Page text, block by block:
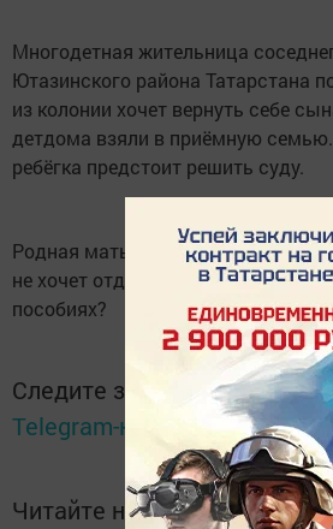
Многодетная жительница
Ютазинского района Татарстана
из колонии хочет вернуть себе
детдома взяли в приёмную семью.
ребёгка предстоит решить суду.
Родная мать настроена
не хочет отдавать ребёнка.
пособиях?
Следите за самым важным
Telegram-каналеТатмедиа
Читайте новости